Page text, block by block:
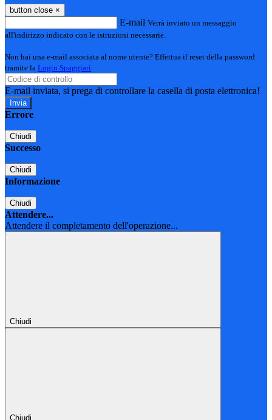
button close ×
E-mail Verrà inviato un messaggio
all'indirizzo indicato con le istruzioni necessarie.
Non hai una e-mail associata al nome utente? Effettua il reset della password
tramite la Login Spaggiari
E-mail inviata, si prega di controllare la casella di posta elettronica!
Errore
Chiudi
Successo
Chiudi
Informazione
Chiudi
Attendere...
Attendere il completamento dell'operazione...
Chiudi
Chiudi